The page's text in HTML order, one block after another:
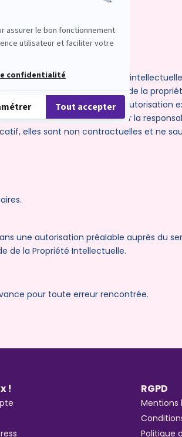
relatives à la propriété
à l’article L122-4 du code de la
support que ce soit, sans l’autorisation
pouvant engager la
elles sont non contractuelles et ne
une autorisation préalable auprès du
de la Propriété Intellectuelle.
pour toute erreur rencontrée.
! RGPD
Mentions
Politique